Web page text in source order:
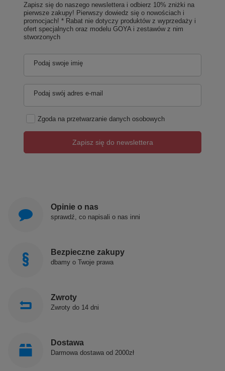
Zapisz się do naszego newslettera i odbierz 10% zniżki na
pierwsze zakupy! Pierwszy dowiedz się o nowościach i
promocjach! * Rabat nie dotyczy produktów z wyprzedaży i
ofert specjalnych oraz modelu GOYA i zestawów z nim
stworzonych
Podaj swoje imię
Podaj swój adres e-mail
Zgoda na przetwarzanie danych osobowych
Zapisz się do newslettera
Opinie o nas
sprawdź, co napisali o nas inni
Bezpieczne zakupy
dbamy o Twoje prawa
Zwroty
Zwroty do 14 dni
Dostawa
Darmowa dostawa od 2000zł